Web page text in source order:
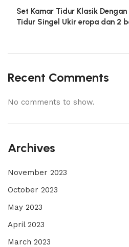
Set Kamar Tidur Klasik
Tidur Singel Ukir eropa dan 2
Recent Comments
No comments to show.
Archives
November 2023
October 2023
May 2023
April 2023
March 2023